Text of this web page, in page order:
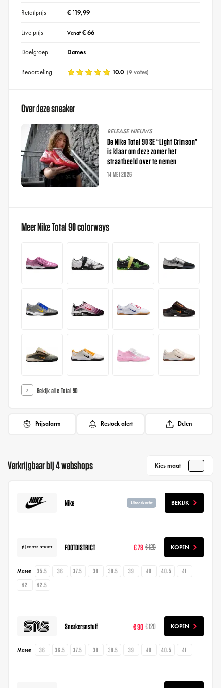
Retailprijs € 119,99
Live prijs Vanaf€ 66
Doelgroep Dames
Beoordeling 10.0 (9 votes)
Over deze sneaker
RELEASE NIEUWS
De Nike Total 90 SE “Light Crimson”
is klaar om deze zomer het
straatbeeld over te nemen
14 MEI 2026
Meer Nike Total 90 colorways
Bekijk alle Total 90
Prijsalarm Restock alert Delen
Verkrijgbaar bij 4 webshops Kies maat
Nike Uitverkocht BEKIJK
FOOTDISTRICT € 78 € 120 KOPEN
Maten 35.5 36 37.5 38 38.5 39 40 40.5
41
42
42.5
Sneakersnstuff € 90 € 120 KOPEN
Maten 36 36.5 37.5 38 38.5 39 40 40.5 41